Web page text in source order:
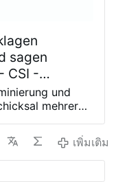
sagen
CSI -
und
mehrerer
Entführungen
in einem
Die
Stadt Sednaya
เพิ่มเติม